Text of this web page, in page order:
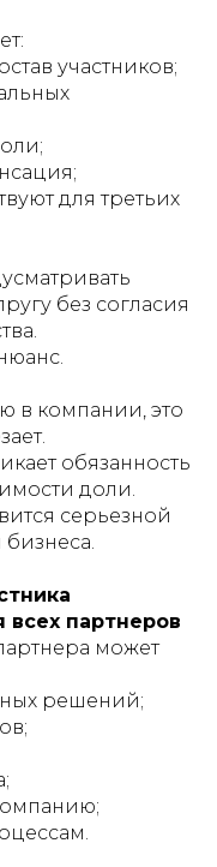
участников;
для третьих
без согласия
в компании, это
обязанность
доли.
серьезной
партнеров
может
решений;